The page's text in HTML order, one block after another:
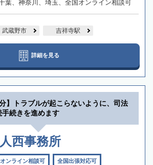
葉、神奈川、埼玉、全国オンライン相談可
武蔵野市 吉祥寺駅
詳細を見る
】トラブルが起こらないように、司法
続きを進めます
西事務所
オンライン相談可 全国出張対応可